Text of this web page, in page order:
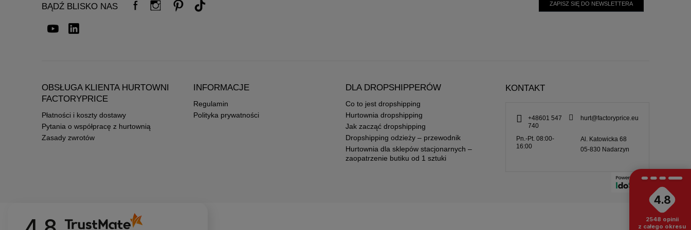
BĄDŹ BLISKO NAS ZAPISZ SIĘ DO NEWSLETTERA
OBSŁUGA KLIENTA HURTOWNI
FACTORYPRICE
Płatności i koszty dostawy
Pytania o współpracę z hurtownią
Zasady zwrotów
INFORMACJE
Regulamin
Polityka prywatności
DLA DROPSHIPPERÓW
Co to jest dropshipping
Hurtownia dropshipping
Jak zacząć dropshipping
Dropshipping odzieży – przewodnik
Hurtownia dla sklepów stacjonarnych –
zaopatrzenie butiku od 1 sztuki
KONTAKT
+48601 547
740
hurt@factoryprice.eu
Pn.-Pt. 08:00-
16:00
Al. Katowicka 68
05-830 Nadarzyn
4.8
2548 opinii
z całego okresu